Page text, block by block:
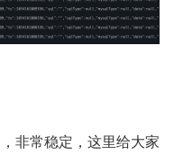
非常稳定，这里给大家